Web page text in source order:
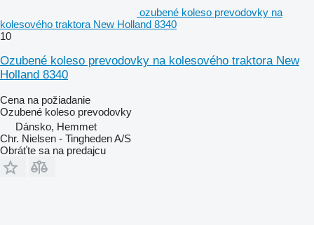
ozubené koleso prevodovky na
kolesového traktora New Holland 8340
10
Ozubené koleso prevodovky na kolesového traktora New
Holland 8340
Cena na požiadanie
Ozubené koleso prevodovky
Dánsko, Hemmet
Chr. Nielsen - Tingheden A/S
Obráťte sa na predajcu